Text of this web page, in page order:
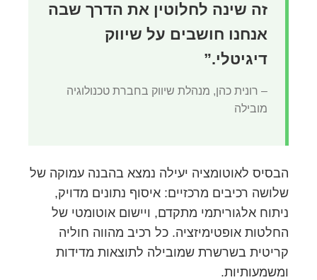
זה שינה לחלוטין את הדרך שבה
אנחנו חושבים על שיווק
דיגיטלי.”
– רונית כהן, מנהלת שיווק בחברת טכנולוגיה
מובילה
הבסיס לאוטומציה יעילה נמצא בהבנה עמוקה של
שלושה רכיבים מרכזיים: איסוף נתונים מדויק,
ניתוח אלגוריתמי מתקדם, ויישום אוטומטי של
החלטות אופטימיזציה. כל רכיב מהווה חוליה
קריטית בשרשרת שמובילה לתוצאות מדידות
ומשמעותיות.